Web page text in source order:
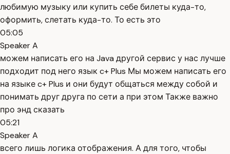
любимую музыку или купить себе билеты куда-то,
оформить, слетать куда-то. То есть это
05:05
Speaker A
можем написать его на Java другой сервис у нас лучше
подходит под него язык c+ Plus Мы можем написать его
на языке c+ Plus и они будут общаться между собой и
понимать друг друга по сети а при этом Также важно
про энд сказать
05:21
Speaker A
всего лишь логика отображения. А для того, чтобы